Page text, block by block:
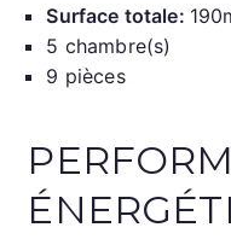
Surface totale:
5 chambre(s)
9 pièces